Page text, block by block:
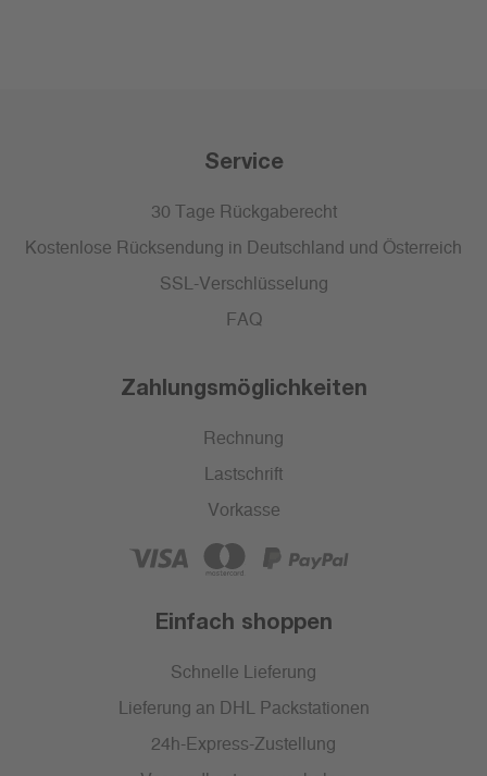
Service
30 Tage Rückgaberecht
Kostenlose Rücksendung in Deutschland und Österreich
SSL-Verschlüsselung
FAQ
Zahlungsmöglichkeiten
Rechnung
Lastschrift
Vorkasse
Einfach shoppen
Schnelle Lieferung
Lieferung an DHL Packstationen
24h-Express-Zustellung